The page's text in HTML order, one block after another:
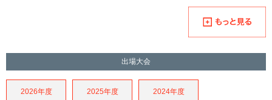
出場大会
2026年度 2025年度 2024年度